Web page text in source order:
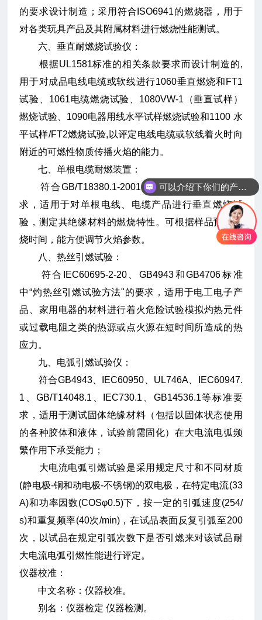
的要求设计制造；采用符合ISO6941的燃烧器，用于
对各类玩具产品及其附属材料进行燃烧性能测试。
六、垂直耐燃烧试验仪：
根据UL1581标准的相关条款要求而设计制造的,
用于对成品电线电缆或软线进行1060垂直燃烧和FT1
试验、1061电缆燃烧试验、1080VW-1（垂直试样）
燃烧试验、1090电器用线水平试样燃烧试验和1100 水
平试样/FT2燃烧试验,以评定电线电缆或软线着火时向
附近的可燃性物质传播火焰的能力。
七、单根电缆耐燃装置：
符合GB/T18380.1-2001、IEC60320-1-2标准要
求，适用于对单根电线、电缆产品进行垂直燃烧试
验，测定其绝缘材料的燃烧特性。可根据样品预置燃
烧时间，能方便调节火焰参数。
八、热丝引燃试验：
符合IEC60695-2-20、GB4943和GB4706标准
中“灼热丝引燃试验方法"的要求，适用于电工电子产
品、家用电器的材料进行着火危险试验模拟灼热元件
或过载电阻之类的热源或点火源在短时间所造成的热
应力。
九、电弧引燃试验仪：
符合GB4943、IEC60950、UL746A、IEC60947.
1、GB/T14048.1、IEC730.1、GB14536.1等标准要
求，适用于测试固体绝缘材料（包括以固体状态使用
的各种胶体和液体，试验前需固化）在大电流电弧频
繁作用下承受能力；
大电流电弧引燃试验是采用规定尺寸和不同材质
(静电极-铜和动电极-不锈钢)的双电极，在特定电流(33
A)和功率因数(COSφ0.5)下，按一定的引弧速度(254/
s)和重复频率(40次/min)，在试品表面反复引弧至200
次，以试品在规定引弧次数下是否引燃来对该试品耐
大电流电弧引燃性能进行评定。
仪器校准：
中文名称：仪器校准。
别名：仪器检定 仪器检测。
可以介绍下你们的产品么